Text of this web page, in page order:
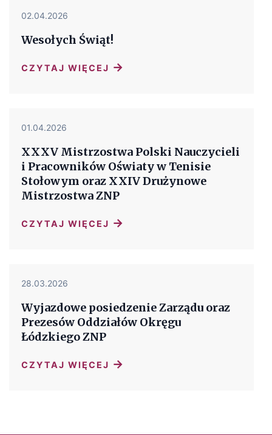
02.04.2026
Wesołych Świąt!
CZYTAJ WIĘCEJ →
01.04.2026
XXXV Mistrzostwa Polski Nauczycieli
i Pracowników Oświaty w Tenisie
Stołowym oraz XXIV Drużynowe
Mistrzostwa ZNP
CZYTAJ WIĘCEJ →
28.03.2026
Wyjazdowe posiedzenie Zarządu oraz
Prezesów Oddziałów Okręgu
Łódzkiego ZNP
CZYTAJ WIĘCEJ →